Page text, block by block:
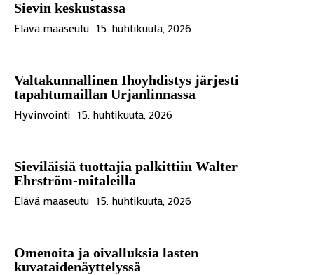
Sievin keskustassa
Elävä maaseutu 15. huhtikuuta, 2026
Valtakunnallinen Ihoyhdistys järjesti
tapahtumaillan Urjanlinnassa
Hyvinvointi 15. huhtikuuta, 2026
Sieviläisiä tuottajia palkittiin Walter
Ehrström-mitaleilla
Elävä maaseutu 15. huhtikuuta, 2026
Omenoita ja oivalluksia lasten
kuvataidenäyttelyssä